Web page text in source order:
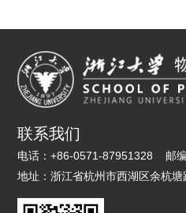
联系我们
电话：+86-0571-87951328 邮
地址：浙江省杭州市西湖区余杭